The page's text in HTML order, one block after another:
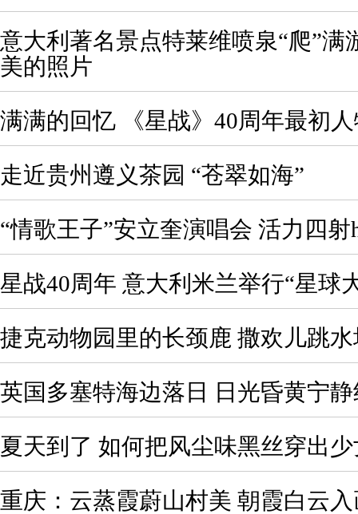
意大利著名景点特莱维喷泉“爬”满
美的照片
满满的回忆 《星战》40周年最初
走近贵州遵义茶园 “苍翠如海”
“情歌王子”安立奎演唱会 活力四
星战40周年 意大利米兰举行“星球
捷克动物园里的长颈鹿 撒欢儿跳
英国多塞特海边落日 日光昏黄宁
夏天到了 如何把风尘味黑丝穿出
重庆：云蒸霞蔚山村美 朝霞白云